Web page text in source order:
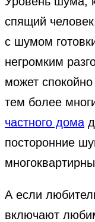
спящий
с шумом
негромким
может
тем более
частного дома
посторонние
А если
включают